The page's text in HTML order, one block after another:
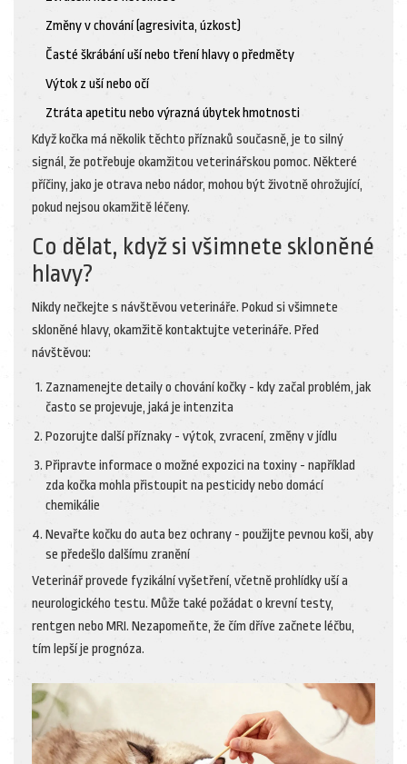
Změny v chování (agresivita, úzkost)
Časté škrábání uší nebo tření hlavy o předměty
Výtok z uší nebo očí
Ztráta apetitu nebo výrazná úbytek hmotnosti
Když kočka má několik těchto příznaků současně, je to silný
signál, že potřebuje okamžitou veterinářskou pomoc. Některé
příčiny, jako je otrava nebo nádor, mohou být životně ohrožující,
pokud nejsou okamžitě léčeny.
Co dělat, když si všimnete skloněné
hlavy?
Nikdy nečkejte s návštěvou veterináře. Pokud si všimnete
skloněné hlavy, okamžitě kontaktujte veterináře. Před
návštěvou:
Zaznamenejte detaily o chování kočky - kdy začal problém, jak
často se projevuje, jaká je intenzita
Pozorujte další příznaky - výtok, zvracení, změny v jídlu
Připravte informace o možné expozici na toxiny - například
zda kočka mohla přistoupit na pesticidy nebo domácí
chemikálie
Nevařte kočku do auta bez ochrany - použijte pevnou koši, aby
se předešlo dalšímu zranění
Veterinář provede fyzikální vyšetření, včetně prohlídky uší a
neurologického testu. Může také požádat o krevní testy,
rentgen nebo MRI. Nezapomeňte, že čím dříve začnete léčbu,
tím lepší je prognóza.